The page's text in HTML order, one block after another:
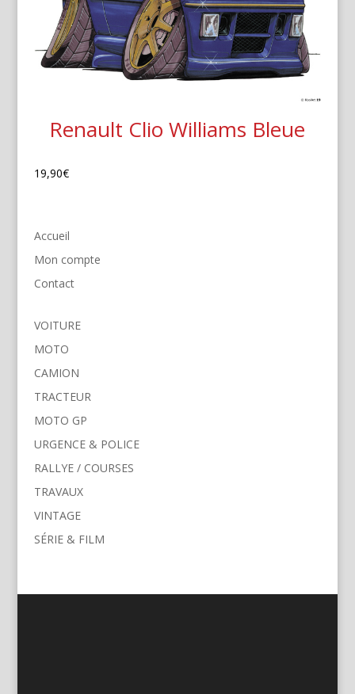
Renault Clio Williams Bleue
19,90€
Accueil
Mon compte
Contact
VOITURE
MOTO
CAMION
TRACTEUR
MOTO GP
URGENCE & POLICE
RALLYE / COURSES
TRAVAUX
VINTAGE
SÉRIE & FILM